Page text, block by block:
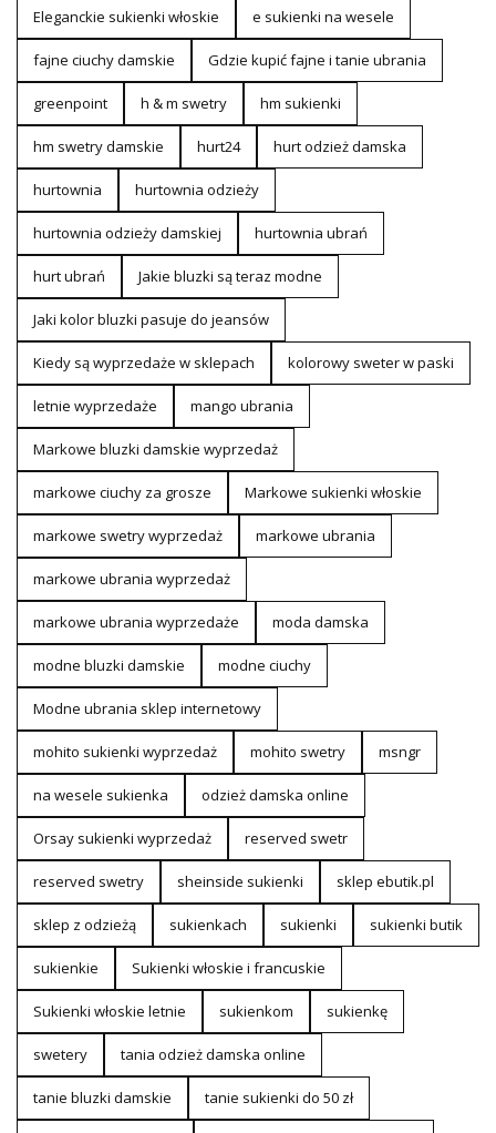
Eleganckie sukienki włoskie e sukienki na wesele
fajne ciuchy damskie Gdzie kupić fajne i tanie ubrania
greenpoint h & m swetry hm sukienki
hm swetry damskie hurt24 hurt odzież damska
hurtownia hurtownia odzieży
hurtownia odzieży damskiej hurtownia ubrań
hurt ubrań Jakie bluzki są teraz modne
Jaki kolor bluzki pasuje do jeansów
Kiedy są wyprzedaże w sklepach kolorowy sweter w paski
letnie wyprzedaże mango ubrania
Markowe bluzki damskie wyprzedaż
markowe ciuchy za grosze Markowe sukienki włoskie
markowe swetry wyprzedaż markowe ubrania
markowe ubrania wyprzedaż
markowe ubrania wyprzedaże moda damska
modne bluzki damskie modne ciuchy
Modne ubrania sklep internetowy
mohito sukienki wyprzedaż mohito swetry msngr
na wesele sukienka odzież damska online
Orsay sukienki wyprzedaż reserved swetr
reserved swetry sheinside sukienki sklep ebutik.pl
sklep z odzieżą sukienkach sukienki sukienki butik
sukienkie Sukienki włoskie i francuskie
Sukienki włoskie letnie sukienkom sukienkę
swetery tania odzież damska online
tanie bluzki damskie tanie sukienki do 50 zł